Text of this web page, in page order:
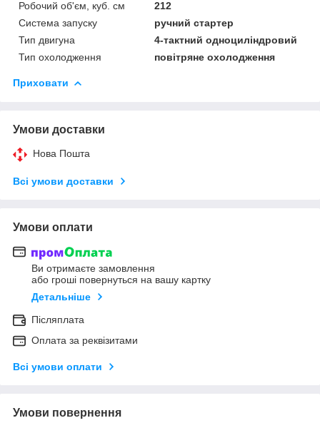
Робочий об'єм, куб. см
212
Система запуску
ручний стартер
Тип двигуна
4-тактний одноциліндровий
Тип охолодження
повітряне охолодження
Приховати
Умови доставки
Нова Пошта
Всі умови доставки
Умови оплати
Ви отримаєте замовлення
або гроші повернуться на вашу картку
Детальніше
Післяплата
Оплата за реквізитами
Всі умови оплати
Умови повернення